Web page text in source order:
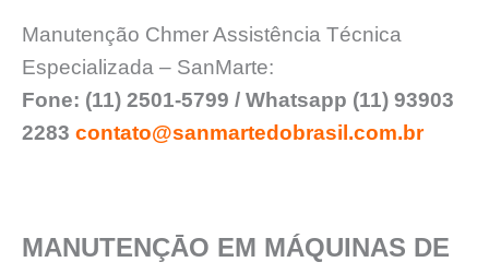
Manutenção Chmer Assistência Técnica
Especializada – SanMarte:
Fone: (11) 2501-5799 / Whatsapp (11) 93903
2283 contato@sanmartedobrasil.com.br
MANUTENÇĀO EM MÁQUINAS DE